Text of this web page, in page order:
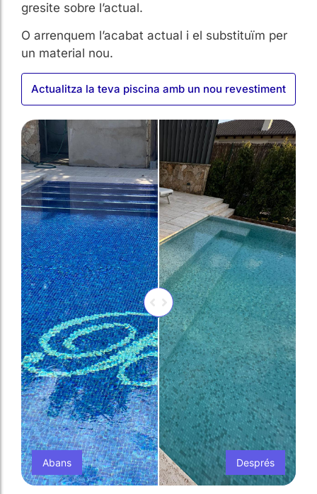
gresite sobre l’actual.
O arrenquem l’acabat actual i el substituïm per
un material nou.
Actualitza la teva piscina amb un nou revestiment
Abans Després